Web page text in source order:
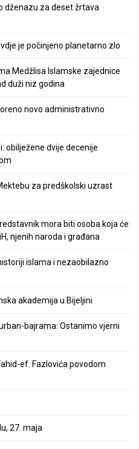
dženazu za deset žrtava
je počinjeno planetarno zlo
Medžlisa Islamske zajednice
duži niz godina
novo administrativno
obilježene dvije decenije
za predškolski uzrast
mora biti osoba koja će
njenih naroda i građana
islama i nezaobilazno
akademija u Bijeljini
bajrama: Ostanimo vjerni
ef. Fazlovića povodom
27. maja